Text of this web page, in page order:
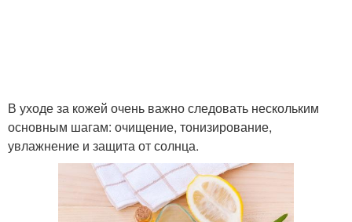
В уходе за кожей очень важно следовать нескольким
основным шагам: очищение, тонизирование,
увлажнение и защита от солнца.